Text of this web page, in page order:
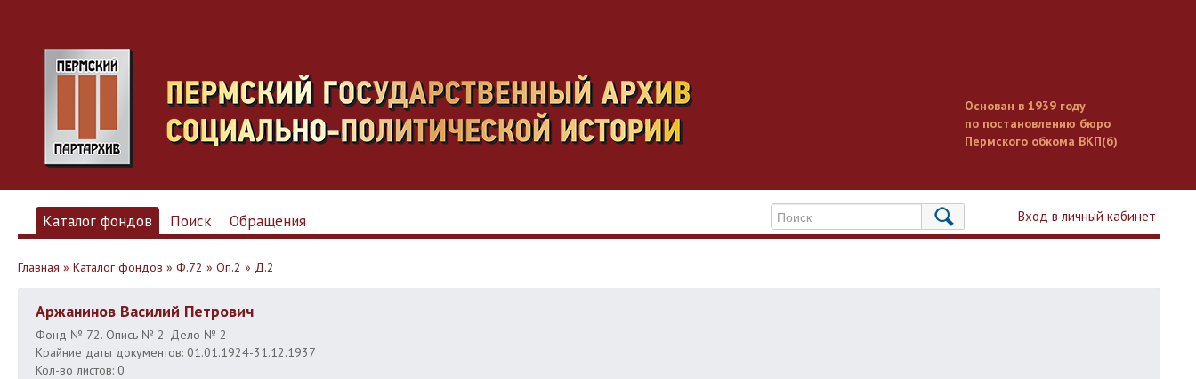
Основан в 1939 году
по постановлению бюро
Пермского обкома ВКП(б)
Вход в личный кабинет
Каталог фондов Поиск Обращения
Главная » Каталог фондов » Ф.72 » Оп.2 » Д.2
Аржанинов Василий Петрович
Фонд № 72. Опись № 2. Дело № 2
Крайние даты документов: 01.01.1924-31.12.1937
Кол-во листов: 0